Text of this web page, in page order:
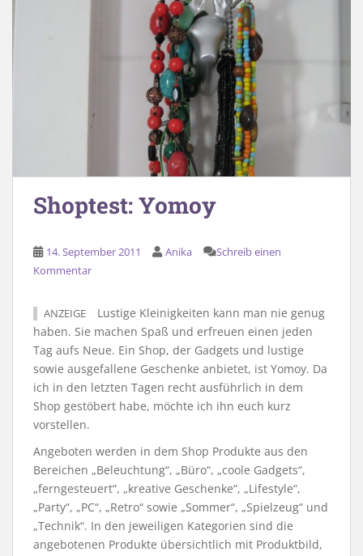
Shoptest: Yomoy
14. September 2011 Anika
Schreib einen
Kommentar
ANZEIGE
Lustige Kleinigkeiten kann man nie genug
haben. Sie machen Spaß und erfreuen einen jeden
Tag aufs Neue. Ein Shop, der Gadgets und lustige
sowie ausgefallene Geschenke anbietet, ist Yomoy. Da
ich in den letzten Tagen recht ausführlich in dem
Shop gestöbert habe, möchte ich ihn euch kurz
vorstellen.
Angeboten werden in dem Shop Produkte aus den
Bereichen „Beleuchtung“, „Büro“, „coole Gadgets“,
„ferngesteuert“, „kreative Geschenke“, „Lifestyle“,
„Party“, „PC“, „Retro“ sowie „Sommer“, „Spielzeug“ und
„Technik“. In den jeweiligen Kategorien sind die
angebotenen Produkte übersichtlich mit Produktbild,